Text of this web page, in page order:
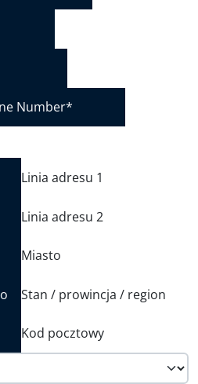
Linia adresu 1
Linia adresu 2
Miasto
Stan / prowincja / region
Kod pocztowy